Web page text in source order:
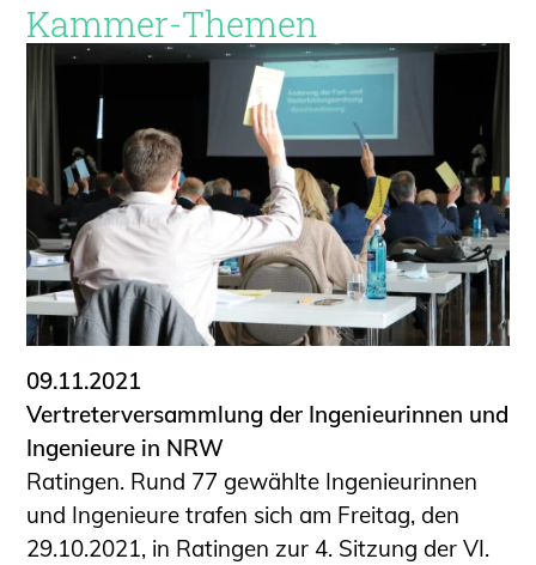
Kammer-Themen
09.11.2021
Vertreterversammlung der Ingenieurinnen und
Ingenieure in NRW
Ratingen. Rund 77 gewählte Ingenieurinnen
und Ingenieure trafen sich am Freitag, den
29.10.2021, in Ratingen zur 4. Sitzung der VI.